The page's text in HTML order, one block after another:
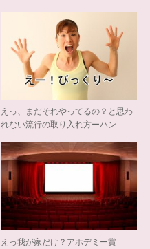
えっ、まだそれやってるの？と思わ
れない流行の取り入れ方ーハン…
えっ我が家だけ？アホデミー賞